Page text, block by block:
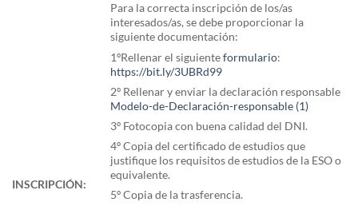
INSCRIPCIÓN:
Para la correcta inscripción de los/as
interesados/as, se debe proporcionar la
siguiente documentación:
1ºRellenar el siguienteformulario:
https://bit.ly/3UBRd99
2º Rellenar y enviar la declaración responsable
Modelo-de-Declaración-responsable (1)
3º Fotocopia con buena calidad del DNI.
4º Copia del certificado de estudios que
justifique los requisitos de estudios de la ESO o
equivalente.
5º Copia de la trasferencia.